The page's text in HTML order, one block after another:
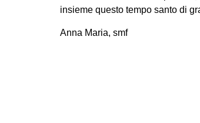
insieme questo tempo santo di
Anna Maria, smf